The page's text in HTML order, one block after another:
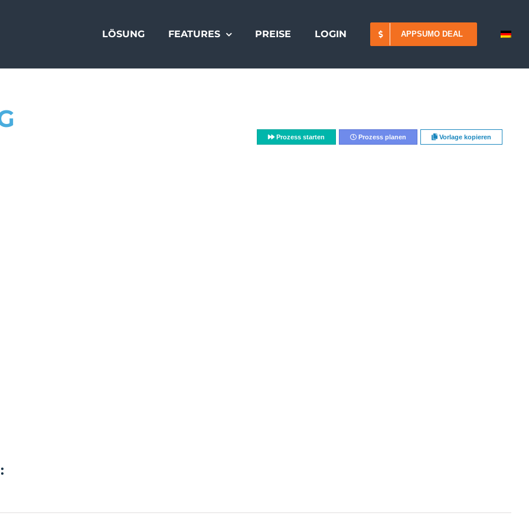
LÖSUNG FEATURES PREISE LOGIN APPSUMO DEAL
Prozess starten Prozess planen Vorlage kopieren